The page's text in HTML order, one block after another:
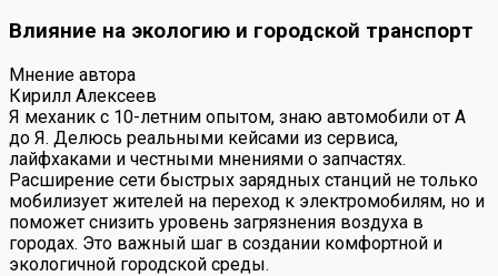
Влияние на экологию и городской транспорт
Мнение автора
Кирилл Алексеев
Я механик с 10-летним опытом, знаю автомобили от А
до Я. Делюсь реальными кейсами из сервиса,
лайфхаками и честными мнениями о запчастях.
Расширение сети быстрых зарядных станций не только
мобилизует жителей на переход к электромобилям, но и
поможет снизить уровень загрязнения воздуха в
городах. Это важный шаг в создании комфортной и
экологичной городской среды.